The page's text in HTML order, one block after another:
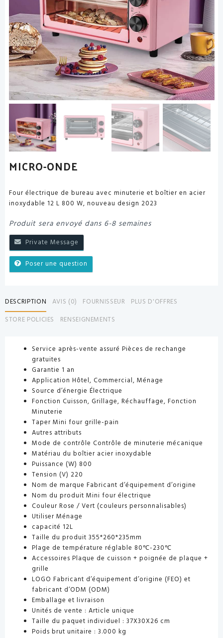
MICRO-ONDE
Four électrique de bureau avec minuterie et boîtier en acier
inoxydable 12 L 800 W, nouveau design 2023
Produit sera envoyé dans 6-8 semaines
Private Message
Poser une question
DESCRIPTION AVIS (0) FOURNISSEUR
PLUS D'OFFRES
STORE POLICIES
RENSEIGNEMENTS
Service après-vente assuré Pièces de rechange
gratuites
Garantie 1 an
Application Hôtel, Commercial, Ménage
Source d’énergie Électrique
Fonction Cuisson, Grillage, Réchauffage, Fonction
Minuterie
Taper Mini four grille-pain
Autres attributs
Mode de contrôle Contrôle de minuterie mécanique
Matériau du boîtier acier inoxydable
Puissance (W) 800
Tension (V) 220
Nom de marque Fabricant d’équipement d’origine
Nom du produit Mini four électrique
Couleur Rose / Vert (couleurs personnalisables)
Utiliser Ménage
capacité 12L
Taille du produit 355*260*235mm
Plage de température réglable 80℃-230℃
Accessoires Plaque de cuisson + poignée de plaque +
grille
LOGO Fabricant d’équipement d’origine (FEO) et
fabricant d’ODM (ODM)
Emballage et livraison
Unités de vente : Article unique
Taille du paquet individuel : 37X30X26 cm
Poids brut unitaire : 3.000 kg